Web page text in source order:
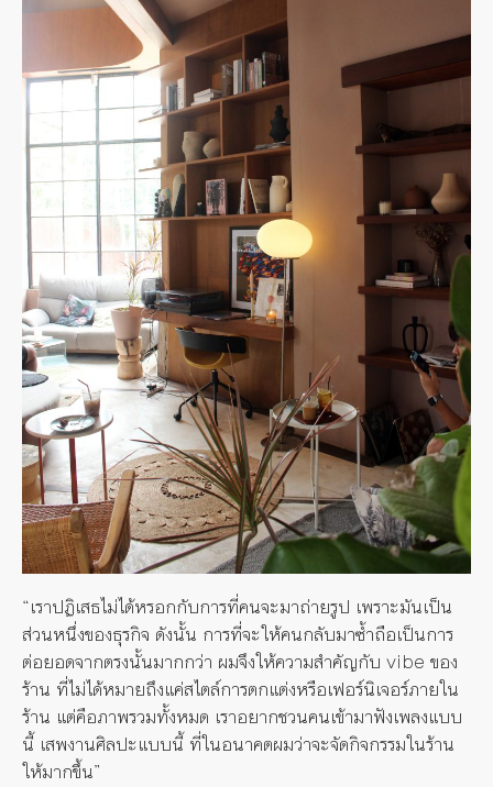
“เราปฏิเสธไม่ได้หรอกกับการที่คนจะมาถ่ายรูป เพราะมันเป็น
ส่วนหนึ่งของธุรกิจ ดังนั้น การที่จะให้คนกลับมาซ้ำถือเป็นการ
ต่อยอดจากตรงนั้นมากกว่า ผมจึงให้ความสำคัญกับ vibe ของ
ร้าน ที่ไม่ได้หมายถึงแค่สไตล์การตกแต่งหรือเฟอร์นิเจอร์ภายใน
ร้าน แต่คือภาพรวมทั้งหมด เราอยากชวนคนเข้ามาฟังเพลงแบบ
นี้ เสพงานศิลปะแบบนี้ ที่ในอนาคตผมว่าจะจัดกิจกรรมในร้าน
ให้มากขึ้น”